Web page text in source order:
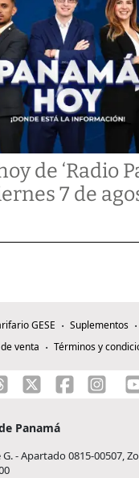
de ‘Radio
7 de
GESE Suplementos
venta
Términos y
Panamá
- Apartado 0815-00507,